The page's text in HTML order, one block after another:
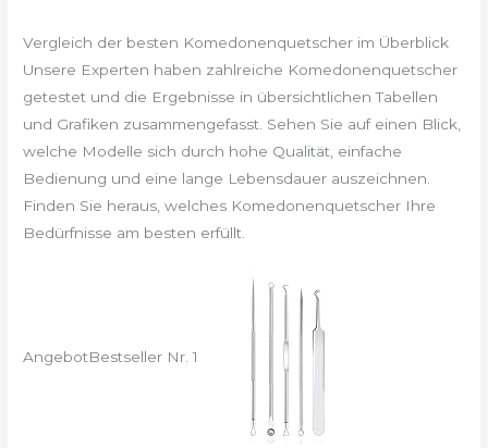
Vergleich der besten Komedonenquetscher im Überblick
Unsere Experten haben zahlreiche Komedonenquetscher
getestet und die Ergebnisse in übersichtlichen Tabellen
und Grafiken zusammengefasst. Sehen Sie auf einen Blick,
welche Modelle sich durch hohe Qualität, einfache
Bedienung und eine lange Lebensdauer auszeichnen.
Finden Sie heraus, welches Komedonenquetscher Ihre
Bedürfnisse am besten erfüllt.
AngebotBestseller Nr. 1